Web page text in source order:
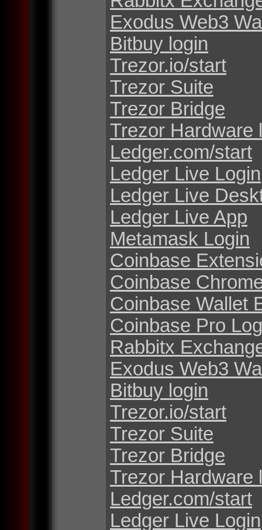
Exodus Web3
Bitbuy login
Trezor.io/start
Trezor Suite
Trezor Bridge
Trezor Hardware
Ledger.com/start
Ledger Live Login
Ledger Live
Ledger Live App
Metamask Login
Coinbase
Coinbase
Coinbase Wallet
Coinbase Pro
Rabbitx
Exodus Web3
Bitbuy login
Trezor.io/start
Trezor Suite
Trezor Bridge
Trezor Hardware
Ledger.com/start
Ledger Live Login